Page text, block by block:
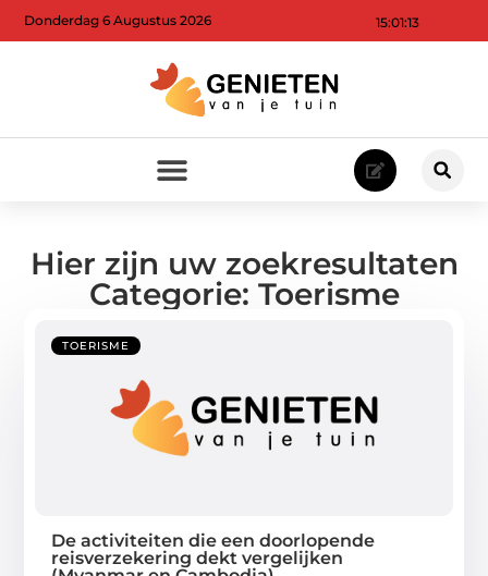
15:01:13
Donderdag 6 Augustus 2026
Hier zijn uw zoekresultaten
Categorie: Toerisme
TOERISME
De activiteiten die een doorlopende
reisverzekering dekt vergelijken